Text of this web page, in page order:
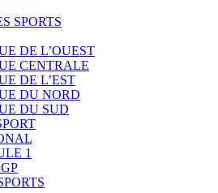
SPORTS
DE L’OUEST
CENTRALE
DE L’EST
DU NORD
DU SUD
1